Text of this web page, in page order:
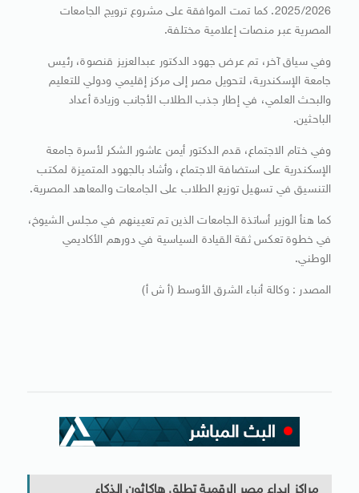
2025/2026. كما تمت الموافقة على مشروع ترويج الجامعات
المصرية عبر منصات إعلامية مختلفة.
وفي سياق آخر، تم عرض جهود الدكتور عبدالعزيز قنصوة، رئيس
جامعة الإسكندرية، لتحويل مصر إلى مركز إقليمي ودولي للتعليم
والبحث العلمي، في إطار جذب الطلاب الأجانب وزيادة أعداد
الباحثين.
وفي ختام الاجتماع، قدم الدكتور أيمن عاشور الشكر لأسرة جامعة
الإسكندرية على استضافة الاجتماع، وأشاد بالجهود المتميزة لمكتب
التنسيق في تسهيل توزيع الطلاب على الجامعات والمعاهد المصرية.
كما هنأ الوزير أساتذة الجامعات الذين تم تعيينهم في مجلس الشيوخ،
في خطوة تعكس ثقة القيادة السياسية في دورهم الأكاديمي
الوطني.
المصدر : وكالة أنباء الشرق الأوسط (أ ش أ)